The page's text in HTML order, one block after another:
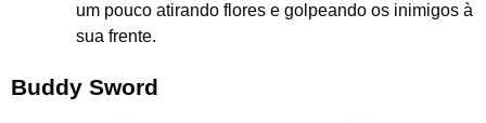
um pouco atirando flores e golpeando os inimigos à
sua frente.
Buddy Sword